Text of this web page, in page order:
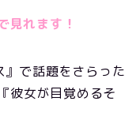
見れます！
』で話題をさらった
彼女が目覚めるそ